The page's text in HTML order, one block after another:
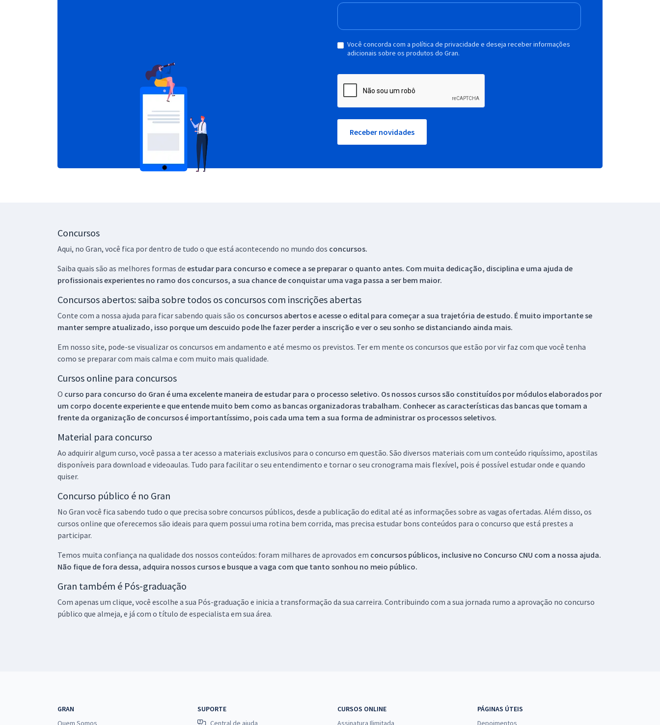
Você concorda com a política de privacidade e deseja receber informações
adicionais sobre os produtos do Gran.
Receber novidades
Concursos
Aqui, no Gran, você fica por dentro de tudo o que está acontecendo no mundo dos concursos.
Saiba quais são as melhores formas de estudar para concurso e comece a se preparar o quanto antes. Com muita dedicação, disciplina e uma ajuda de
profissionais experientes no ramo dos concursos, a sua chance de conquistar uma vaga passa a ser bem maior.
Concursos abertos: saiba sobre todos os concursos com inscrições abertas
Conte com a nossa ajuda para ficar sabendo quais são os concursos abertos e acesse o edital para começar a sua trajetória de estudo. É muito importante se
manter sempre atualizado, isso porque um descuido pode lhe fazer perder a inscrição e ver o seu sonho se distanciando ainda mais.
Em nosso site, pode-se visualizar os concursos em andamento e até mesmo os previstos. Ter em mente os concursos que estão por vir faz com que você tenha
como se preparar com mais calma e com muito mais qualidade.
Cursos online para concursos
O curso para concurso do Gran é uma excelente maneira de estudar para o processo seletivo. Os nossos cursos são constituídos por módulos elaborados por
um corpo docente experiente e que entende muito bem como as bancas organizadoras trabalham. Conhecer as características das bancas que tomam a
frente da organização de concursos é importantíssimo, pois cada uma tem a sua forma de administrar os processos seletivos.
Material para concurso
Ao adquirir algum curso, você passa a ter acesso a materiais exclusivos para o concurso em questão. São diversos materiais com um conteúdo riquíssimo, apostilas
disponíveis para download e videoaulas. Tudo para facilitar o seu entendimento e tornar o seu cronograma mais flexível, pois é possível estudar onde e quando
quiser.
Concurso público é no Gran
No Gran você fica sabendo tudo o que precisa sobre concursos públicos, desde a publicação do edital até as informações sobre as vagas ofertadas. Além disso, os
cursos online que oferecemos são ideais para quem possui uma rotina bem corrida, mas precisa estudar bons conteúdos para o concurso que está prestes a
participar.
Temos muita confiança na qualidade dos nossos conteúdos: foram milhares de aprovados em concursos públicos, inclusive no Concurso CNU com a nossa ajuda.
Não fique de fora dessa, adquira nossos cursos e busque a vaga com que tanto sonhou no meio público.
Gran também é Pós-graduação
Com apenas um clique, você escolhe a sua Pós-graduação e inicia a transformação da sua carreira. Contribuindo com a sua jornada rumo a aprovação no concurso
público que almeja, e já com o título de especialista em sua área.
GRAN
Quem Somos
SUPORTE
Central de ajuda
CURSOS ONLINE
Assinatura Ilimitada
PÁGINAS ÚTEIS
Depoimentos